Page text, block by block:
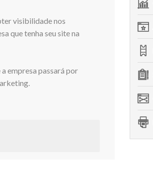
visibilidade nos
que tenha seu site na
empresa passará por